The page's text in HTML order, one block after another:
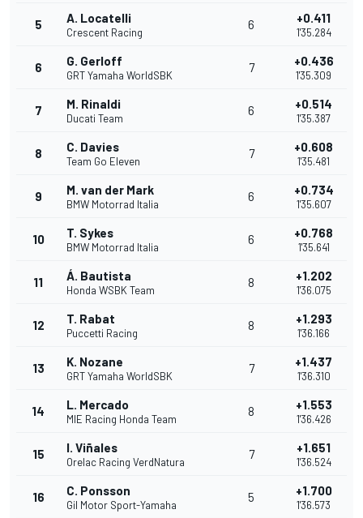
5 A. Locatelli
Crescent Racing
6 +0.411
1'35.284
6 G. Gerloff
GRT Yamaha WorldSBK
7 +0.436
1'35.309
7 M. Rinaldi
Ducati Team
6 +0.514
1'35.387
8 C. Davies
Team Go Eleven
7 +0.608
1'35.481
9 M. van der Mark
BMW Motorrad Italia
6 +0.734
1'35.607
10 T. Sykes
BMW Motorrad Italia
6 +0.768
1'35.641
11 Á. Bautista
Honda WSBK Team
8 +1.202
1'36.075
12 T. Rabat
Puccetti Racing
8 +1.293
1'36.166
13 K. Nozane
GRT Yamaha WorldSBK
7 +1.437
1'36.310
14 L. Mercado
MIE Racing Honda Team
8 +1.553
1'36.426
15 I. Viñales
Orelac Racing VerdNatura
7 +1.651
1'36.524
16 C. Ponsson
Gil Motor Sport-Yamaha
5 +1.700
1'36.573